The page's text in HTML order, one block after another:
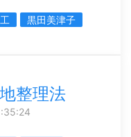
黒田美津子
整理法